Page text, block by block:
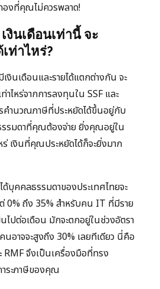
องที่คุณไม่ควรพลาด!
งินเดือนเท่านี้ จะ
ท่าไหร่?
งินเดือนและรายได้แตกต่างกัน จะ
าไหร่จากการลงทุนใน SSF และ
คำนวณภาษีที่ประหยัดได้ขึ้นอยู่กับ
รรมดาที่คุณต้องจ่าย ยิ่งคุณอยู่ใน
ร่ เงินที่คุณประหยัดได้ก็จะยิ่งมาก
ด้บุคคลธรรมดาของประเทศไทยจะ
0% ถึง 35% สำหรับคน IT ที่มีราย
ไปต่อเดือน มักจะตกอยู่ในช่วงอัตรา
อาจจะสูงถึง 30% เลยทีเดียว นี่คือ
RMF จึงเป็นเครื่องมือที่ทรง
ระภาษีของคุณ